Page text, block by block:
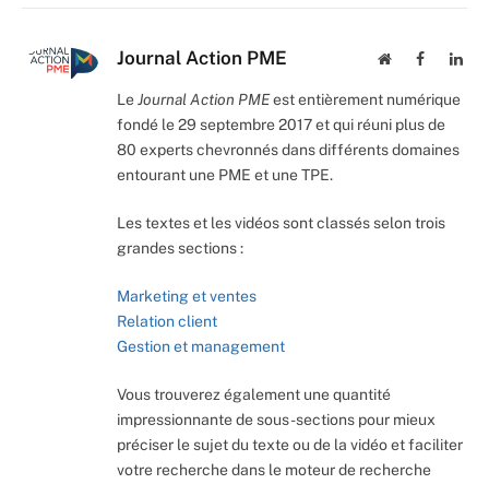
Journal Action PME WebsiteFacebook
LeJournal Action PMEest entièrement numérique
fondé le 29 septembre 2017 et qui réuni plus de
80 experts chevronnés dans différents domaines
entourant une PME et une TPE.
Les textes et les vidéos sont classés selon trois
grandes sections :
Marketing et ventes
Relation client
Gestion et management
Vous trouverez également une quantité
impressionnante de sous-sections pour mieux
préciser le sujet du texte ou de la vidéo et faciliter
votre recherche dans le moteur de recherche